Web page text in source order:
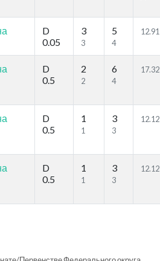
D
0.05
3
3
5
4
12.91
D
0.5
2
2
6
4
17.32
D
0.5
1
1
3
3
12.12
D
0.5
1
1
3
3
12.12